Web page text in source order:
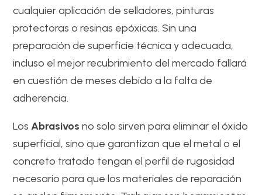
cualquier aplicación de selladores, pinturas
protectoras o resinas epóxicas. Sin una
preparación de superficie técnica y adecuada,
incluso el mejor recubrimiento del mercado fallará
en cuestión de meses debido a la falta de
adherencia.
Los Abrasivos no solo sirven para eliminar el óxido
superficial, sino que garantizan que el metal o el
concreto tratado tengan el perfil de rugosidad
necesario para que los materiales de reparación